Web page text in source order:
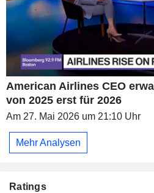
American Airlines CEO
von 2025 erst für 2026
Am 27. Mai 2026 um 21:10 Uhr
Mehr Analysen
Ratings